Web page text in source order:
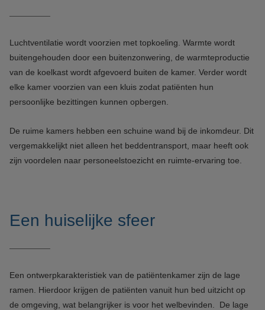
Luchtventilatie wordt voorzien met topkoeling. Warmte wordt
buitengehouden door een buitenzonwering, de warmteproductie
van de koelkast wordt afgevoerd buiten de kamer. Verder wordt
elke kamer voorzien van een kluis zodat patiënten hun
persoonlijke bezittingen kunnen opbergen.
De ruime kamers hebben een schuine wand bij de inkomdeur. Dit
vergemakkelijkt niet alleen het beddentransport, maar heeft ook
zijn voordelen naar personeelstoezicht en ruimte-ervaring toe.
Een huiselijke sfeer
Een ontwerpkarakteristiek van de patiëntenkamer zijn de lage
ramen. Hierdoor krijgen de patiënten vanuit hun bed uitzicht op
de omgeving, wat belangrijker is voor het welbevinden. De lage